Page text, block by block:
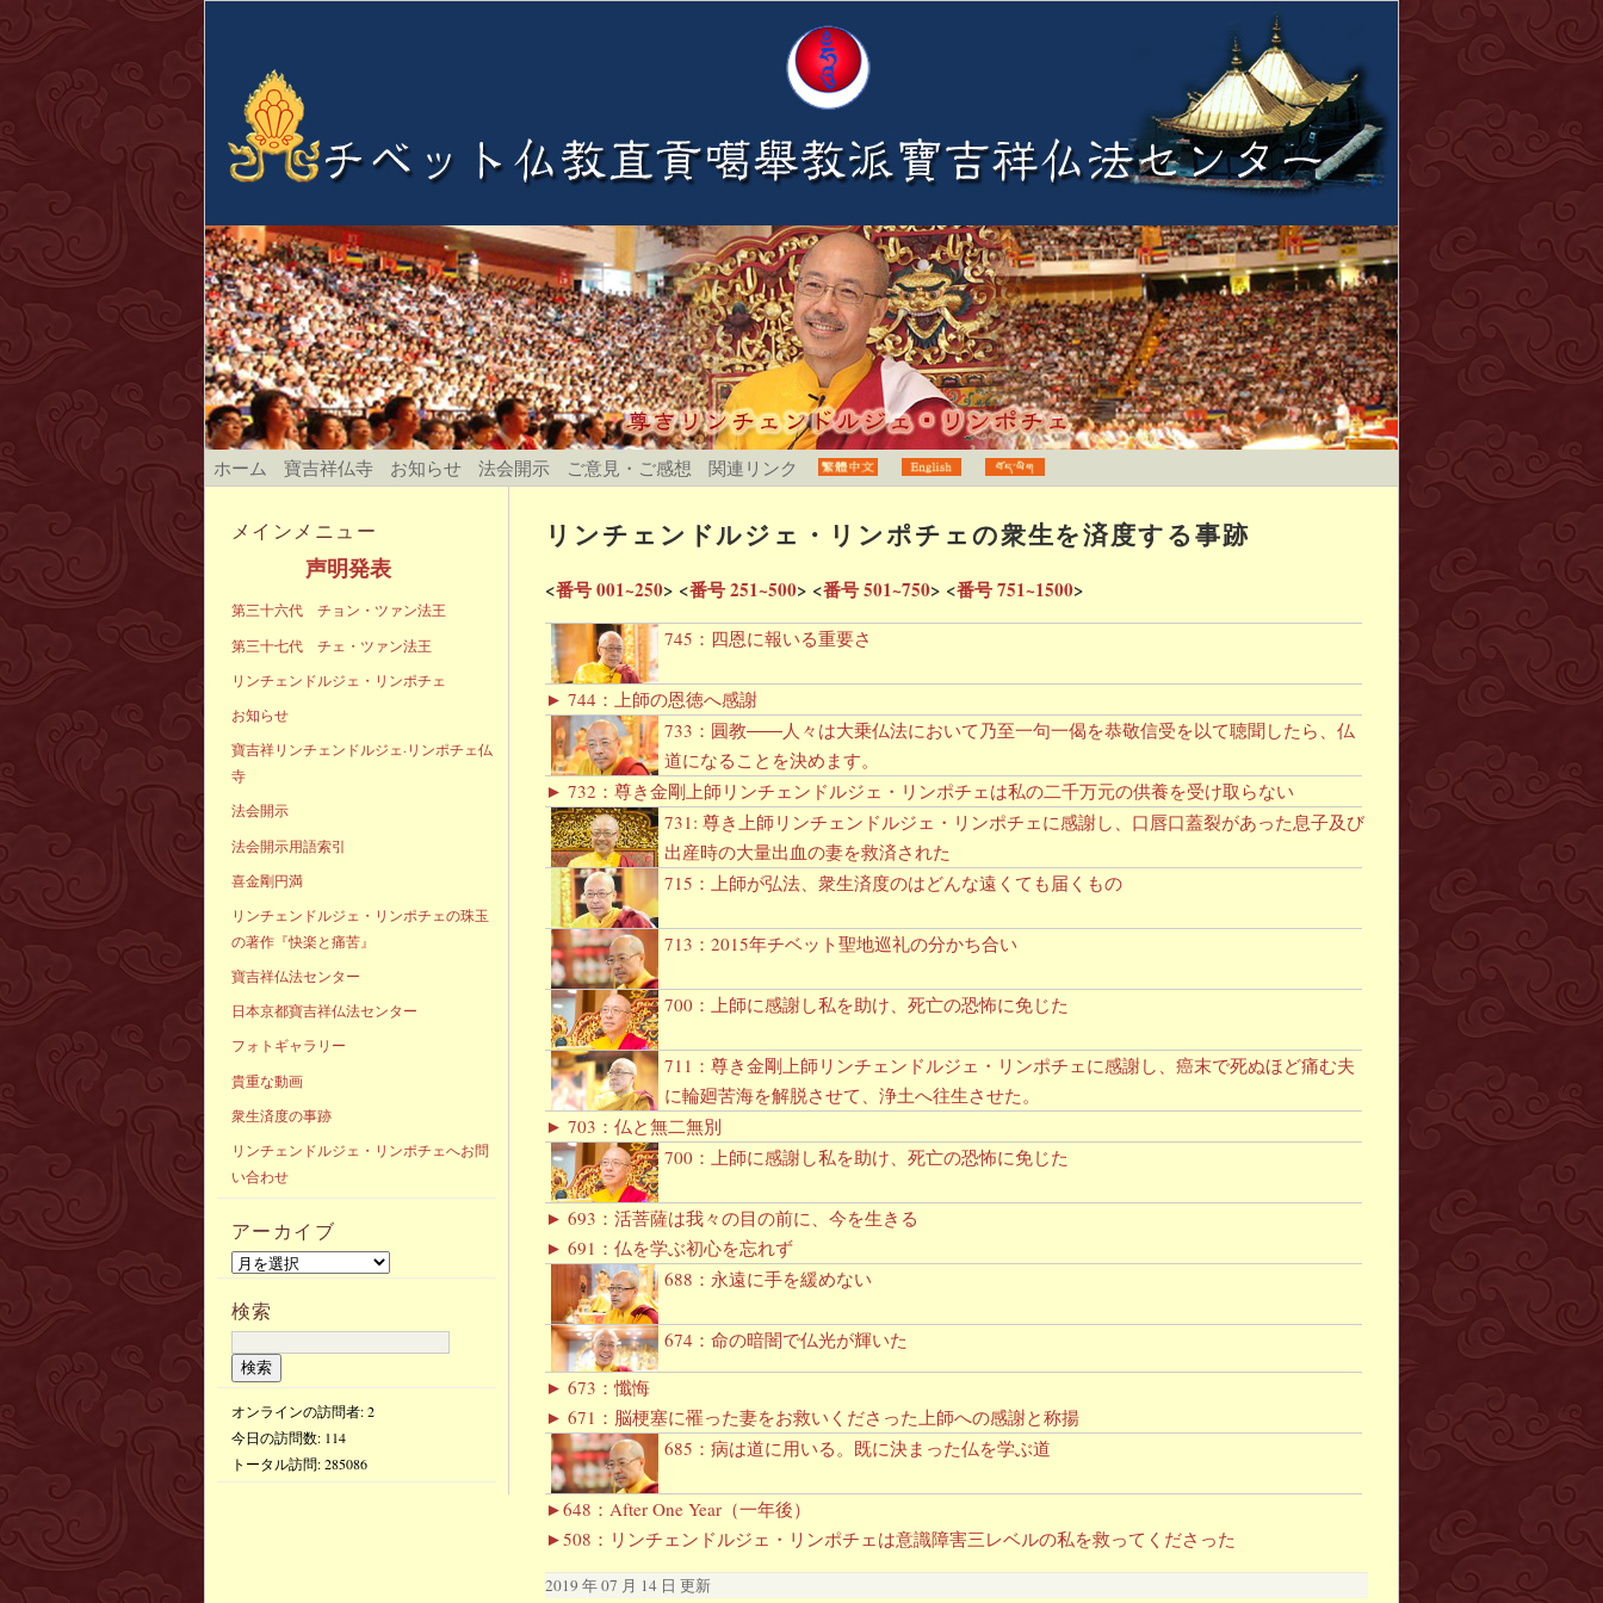
ホーム 寶吉祥仏寺 お知らせ 法会開示 ご意見・ご感想 関連リンク
リンチェンドルジェ・リンポチェの衆生を済度する事跡
<番号 001~250> <番号 251~500> <番号 501~750> <番号 751~1500>
745：四恩に報いる重要さ
► 744：上師の恩徳へ感謝
733：圓教――人々は大乗仏法において乃至一句一偈を恭敬信受を以て聴聞したら、仏
道になることを決めます。
► 732：尊き金剛上師リンチェンドルジェ・リンポチェは私の二千万元の供養を受け取らない
731: 尊き上師リンチェンドルジェ・リンポチェに感謝し、口唇口蓋裂があった息子及び
出産時の大量出血の妻を救済された
715：上師が弘法、衆生済度のはどんな遠くても届くもの
713：2015年チベット聖地巡礼の分かち合い
700：上師に感謝し私を助け、死亡の恐怖に免じた
711：尊き金剛上師リンチェンドルジェ・リンポチェに感謝し、癌末で死ぬほど痛む夫
に輪廻苦海を解脱させて、浄土へ往生させた。
► 703：仏と無二無別
700：上師に感謝し私を助け、死亡の恐怖に免じた
► 693：活菩薩は我々の目の前に、今を生きる
► 691：仏を学ぶ初心を忘れず
688：永遠に手を緩めない
674：命の暗闇で仏光が輝いた
► 673：懺悔
► 671：脳梗塞に罹った妻をお救いくださった上師への感謝と称揚
685：病は道に用いる。既に決まった仏を学ぶ道
►648：After One Year（一年後）
►508：リンチェンドルジェ・リンポチェは意識障害三レベルの私を救ってくださった
2019 年 07 月 14 日 更新
メインメニュー
声明発表
第三十六代 チョン・ツァン法王
第三十七代 チェ・ツァン法王
リンチェンドルジェ・リンポチェ
お知らせ
寶吉祥リンチェンドルジェ·リンポチェ仏
寺
法会開示
法会開示用語索引
喜金剛円満
リンチェンドルジェ・リンポチェの珠玉
の著作『快楽と痛苦』
寶吉祥仏法センター
日本京都寶吉祥仏法センター
フォトギャラリー
貴重な動画
衆生済度の事跡
リンチェンドルジェ・リンポチェへお問
い合わせ
アーカイブ
検索
オンラインの訪問者: 2
今日の訪問数: 114
トータル訪問:285086